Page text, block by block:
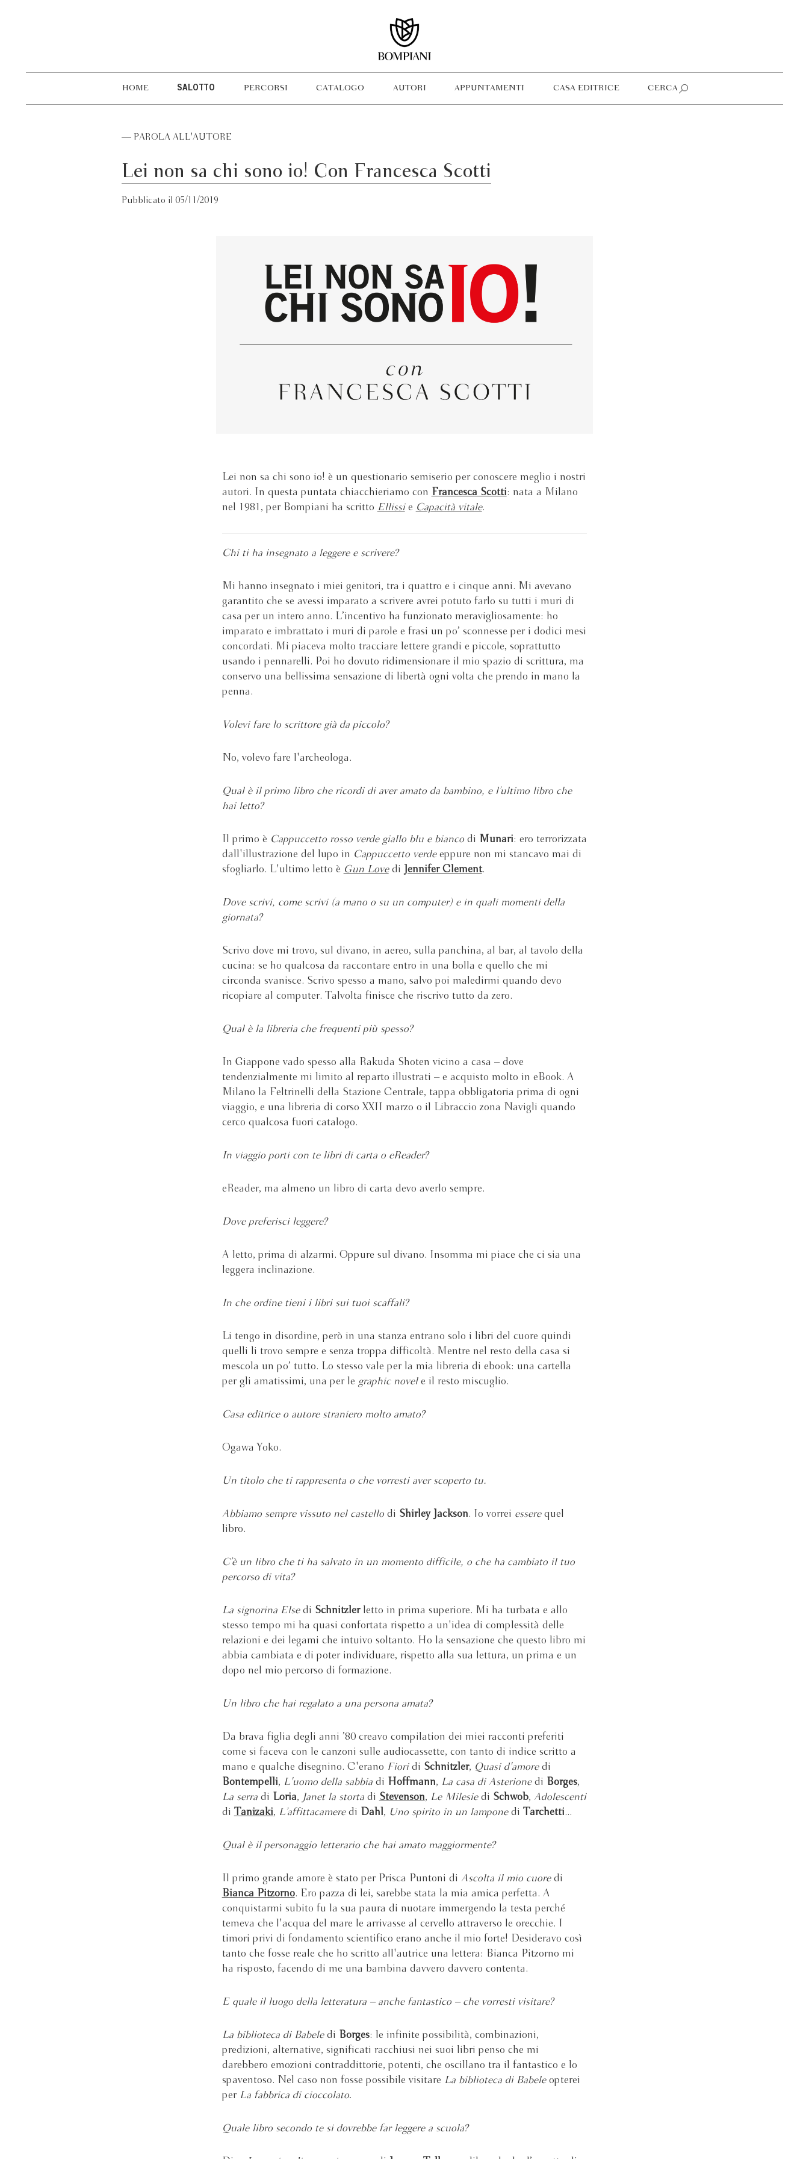
HOME SALOTTO PERCORSI CATALOGO AUTORI APPUNTAMENTI CASA EDITRICE CERCA
— PAROLA ALL'AUTORE
Lei non sa chi sono io! Con Francesca Scotti
Pubblicato il 05/11/2019
Lei non sa chi sono io! è un questionario semiserio per conoscere meglio i nostri
autori. In questa puntata chiacchieriamo con
Francesca Scotti: nata a Milano
nel 1981, per Bompiani ha scritto Ellissie Capacità vitale.
Chi ti ha insegnato a leggere e scrivere?
Mi hanno insegnato i miei genitori, tra i quattro e i cinque anni. Mi avevano
garantito che se avessi imparato a scrivere avrei potuto farlo su tutti i muri di
casa per un intero anno. L’incentivo ha funzionato meravigliosamente: ho
imparato e imbrattato i muri di parole e frasi un po’ sconnesse per i dodici mesi
concordati. Mi piaceva molto tracciare lettere grandi e piccole, soprattutto
usando i pennarelli. Poi ho dovuto ridimensionare il mio spazio di scrittura, ma
conservo una bellissima sensazione di libertà ogni volta che prendo in mano la
penna.
Volevi fare lo scrittore già da piccolo?
No, volevo fare l'archeologa.
Qual è il primo libro che ricordi di aver amato da bambino, e l’ultimo libro che
hai letto?
Il primo è Cappuccetto rosso verde giallo blu e biancodi Munari: ero terrorizzata
dall'illustrazione del lupo in Cappuccetto verdeeppure non mi stancavo mai di
sfogliarlo. L'ultimo letto è Gun Lovedi Jennifer Clement.
Dove scrivi, come scrivi (a mano o su un computer) e in quali momenti della
giornata?
Scrivo dove mi trovo, sul divano, in aereo, sulla panchina, al bar, al tavolo della
cucina: se ho qualcosa da raccontare entro in una bolla e quello che mi
circonda svanisce. Scrivo spesso a mano, salvo poi maledirmi quando devo
ricopiare al computer. Talvolta finisce che riscrivo tutto da zero.
Qual è la libreria che frequenti più spesso?
In Giappone vado spesso alla Rakuda Shoten vicino a casa – dove
tendenzialmente mi limito al reparto illustrati – e acquisto molto in eBook. A
Milano la Feltrinelli della Stazione Centrale, tappa obbligatoria prima di ogni
viaggio, e una libreria di corso XXII marzo o il Libraccio zona Navigli quando
cerco qualcosa fuori catalogo.
In viaggio porti con te libri di carta o eReader?
eReader, ma almeno un libro di carta devo averlo sempre.
Dove preferisci leggere?
A letto, prima di alzarmi. Oppure sul divano. Insomma mi piace che ci sia una
leggera inclinazione.
In che ordine tieni i libri sui tuoi scaffali?
Li tengo in disordine, però in una stanza entrano solo i libri del cuore quindi
quelli li trovo sempre e senza troppa difficoltà. Mentre nel resto della casa si
mescola un po’ tutto. Lo stesso vale per la mia libreria di ebook: una cartella
per gli amatissimi, una per le graphic novele il resto miscuglio.
Casa editrice o autore straniero molto amato?
Ogawa Yoko.
Un titolo che ti rappresenta o che vorresti aver scoperto tu.
Abbiamo sempre vissuto nel castellodi Shirley Jackson. Io vorrei esserequel
libro.
C’è un libro che ti ha salvato in un momento difficile, o che ha cambiato il tuo
percorso di vita?
La signorina Elsedi Schnitzlerletto in prima superiore. Mi ha turbata e allo
stesso tempo mi ha quasi confortata rispetto a un'idea di complessità delle
relazioni e dei legami che intuivo soltanto. Ho la sensazione che questo libro mi
abbia cambiata e di poter individuare, rispetto alla sua lettura, un prima e un
dopo nel mio percorso di formazione.
Un libro che hai regalato a una persona amata?
Da brava figlia degli anni ’80 creavo compilation dei miei racconti preferiti
come si faceva con le canzoni sulle audiocassette, con tanto di indice scritto a
mano e qualche disegnino. C'erano Fioridi Schnitzler, Quasi d'amoredi
Bontempelli, L'uomo della sabbiadi Hoffmann, La casa di Asterionedi Borges,
La serradi Loria, Janet la stortadi Stevenson, Le Milesiedi Schwob, Adolescenti
di Tanizaki, L’affittacameredi Dahl , Uno spirito in un lamponedi Tarchetti...
Qual è il personaggio letterario che hai amato maggiormente?
Il primo grande amore è stato per Prisca Puntoni di Ascolta il mio cuore di
Bianca Pitzorno. Ero pazza di lei, sarebbe stata la mia amica perfetta. A
conquistarmi subito fu la sua paura di nuotare immergendo la testa perché
temeva che l'acqua del mare le arrivasse al cervello attraverso le orecchie. I
timori privi di fondamento scientifico erano anche il mio forte! Desideravo così
tanto che fosse reale che ho scritto all'autrice una lettera: Bianca Pitzorno mi
ha risposto, facendo di me una bambina davvero davvero contenta.
E quale il luogo della letteratura – anche fantastico – che vorresti visitare?
La biblioteca di Babeledi Borges: le infinite possibilità, combinazioni,
predizioni, alternative, significati racchiusi nei suoi libri penso che mi
darebbero emozioni contraddittorie, potenti, che oscillano tra il fantastico e lo
spaventoso. Nel caso non fosse possibile visitare La biblioteca di Babeleopterei
per La fabbrica di cioccolato.
Quale libro secondo te si dovrebbe far leggere a scuola?